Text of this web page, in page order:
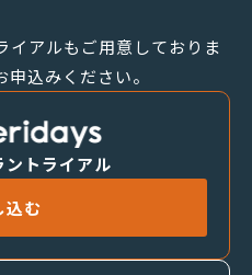
イアルもご用意しておりま
込みください。
ントライアル
込む